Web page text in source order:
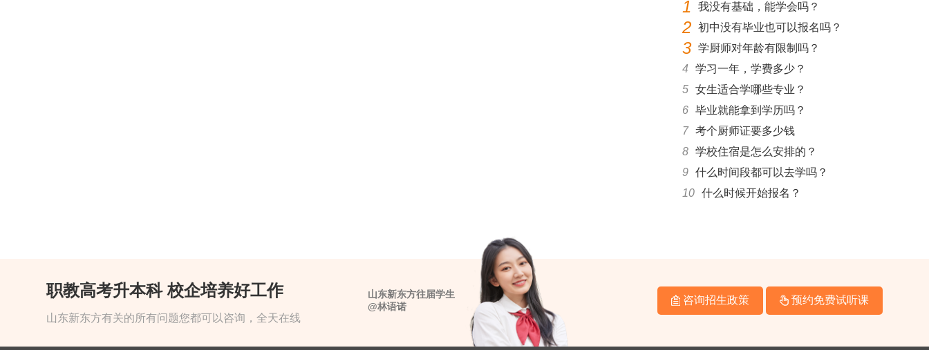
1 我没有基础，能学会吗？
2 初中没有毕业也可以报名吗？
3 学厨师对年龄有限制吗？
4
学习一年，学费多少？
5 女生适合学哪些专业？
6 毕业就能拿到学历吗？
7 考个厨师证要多少钱
8 学校住宿是怎么安排的？
9 什么时间段都可以去学吗？
10 什么时候开始报名？
职教高考升本科 校企培养好工作
山东新东方有关的所有问题您都可以咨询，全天在线
咨询招生政策 预约免费试听课
山东新东方往届学生
@林语诺